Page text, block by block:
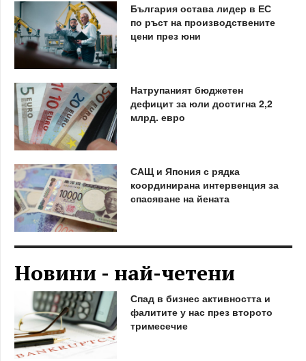
България остава лидер в ЕС
по ръст на производствените
цени през юни
Натрупаният бюджетен
дефицит за юли достигна 2,2
млрд. евро
САЩ и Япония с рядка
координирана интервенция за
спасяване на йената
Новини - най-четени
Спад в бизнес активността и
фалитите у нас през второто
тримесечие